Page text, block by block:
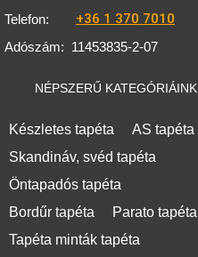
Telefon: +36 1 370 7010
Adószám: 11453835-2-07
NÉPSZERŰ KATEGÓRIÁINK
Készletes tapéta
AS tapéta
Skandináv, svéd tapéta
Öntapadós tapéta
Bordűr tapéta
Parato tapéta
Tapéta minták tapéta